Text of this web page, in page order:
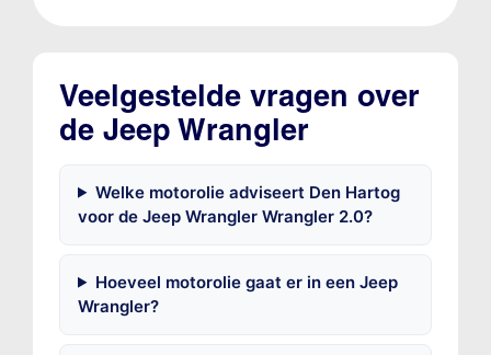
Veelgestelde vragen over
de Jeep Wrangler
Welke motorolie adviseert Den Hartog
voor de Jeep Wrangler Wrangler 2.0?
Hoeveel motorolie gaat er in een Jeep
Wrangler?